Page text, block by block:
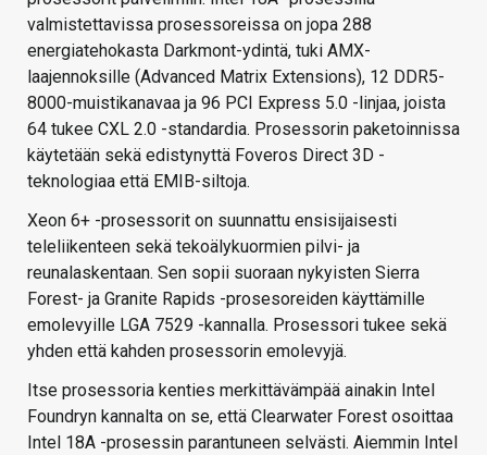
valmistettavissa prosessoreissa on jopa 288
energiatehokasta Darkmont-ydintä, tuki AMX-
laajennoksille (Advanced Matrix Extensions), 12 DDR5-
8000-muistikanavaa ja 96 PCI Express 5.0 -linjaa, joista
64 tukee CXL 2.0 -standardia. Prosessorin paketoinnissa
käytetään sekä edistynyttä Foveros Direct 3D -
teknologiaa että EMIB-siltoja.
Xeon 6+ -prosessorit on suunnattu ensisijaisesti
teleliikenteen sekä tekoälykuormien pilvi- ja
reunalaskentaan. Sen sopii suoraan nykyisten Sierra
Forest- ja Granite Rapids -prosesoreiden käyttämille
emolevyille LGA 7529 -kannalla. Prosessori tukee sekä
yhden että kahden prosessorin emolevyjä.
Itse prosessoria kenties merkittävämpää ainakin Intel
Foundryn kannalta on se, että Clearwater Forest osoittaa
Intel 18A -prosessin parantuneen selvästi. Aiemmin Intel